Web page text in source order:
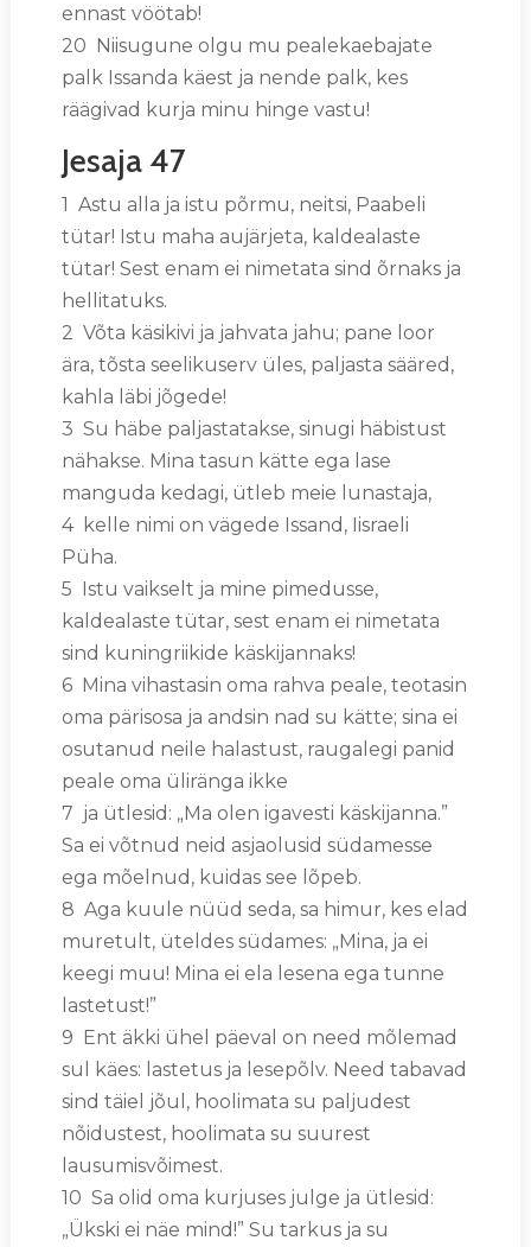
ennast vöötab!
20 Niisugune olgu mu pealekaebajate
palk Issanda käest ja nende palk, kes
räägivad kurja minu hinge vastu!
Jesaja 47
1 Astu alla ja istu põrmu, neitsi, Paabeli
tütar! Istu maha aujärjeta, kaldealaste
tütar! Sest enam ei nimetata sind õrnaks ja
hellitatuks.
2 Võta käsikivi ja jahvata jahu; pane loor
ära, tõsta seelikuserv üles, paljasta sääred,
kahla läbi jõgede!
3 Su häbe paljastatakse, sinugi häbistust
nähakse. Mina tasun kätte ega lase
manguda kedagi, ütleb meie lunastaja,
4 kelle nimi on vägede Issand, Iisraeli
Püha.
5 Istu vaikselt ja mine pimedusse,
kaldealaste tütar, sest enam ei nimetata
sind kuningriikide käskijannaks!
6 Mina vihastasin oma rahva peale, teotasin
oma pärisosa ja andsin nad su kätte; sina ei
osutanud neile halastust, raugalegi panid
peale oma üliränga ikke
7 ja ütlesid: „Ma olen igavesti käskijanna.”
Sa ei võtnud neid asjaolusid südamesse
ega mõelnud, kuidas see lõpeb.
8 Aga kuule nüüd seda, sa himur, kes elad
muretult, üteldes südames: „Mina, ja ei
keegi muu! Mina ei ela lesena ega tunne
lastetust!”
9 Ent äkki ühel päeval on need mõlemad
sul käes: lastetus ja lesepõlv. Need tabavad
sind täiel jõul, hoolimata su paljudest
nõidustest, hoolimata su suurest
lausumisvõimest.
10 Sa olid oma kurjuses julge ja ütlesid:
„Ükski ei näe mind!” Su tarkus ja su